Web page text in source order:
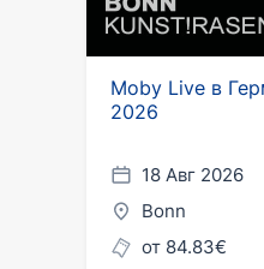
Moby Live в
2026
18 Авг 2026
Bonn
от 84.83€